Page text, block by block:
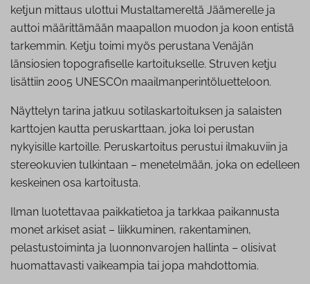
ketjun mittaus ulottui Mustaltamereltä Jäämerelle ja
auttoi määrittämään maapallon muodon ja koon entistä
tarkemmin. Ketju toimi myös perustana Venäjän
länsiosien topografiselle kartoitukselle. Struven ketju
lisättiin 2005 UNESCOn maailmanperintöluetteloon.
Näyttelyn tarina jatkuu sotilaskartoituksen ja salaisten
karttojen kautta peruskarttaan, joka loi perustan
nykyisille kartoille. Peruskartoitus perustui ilmakuviin ja
stereokuvien tulkintaan – menetelmään, joka on edelleen
keskeinen osa kartoitusta.
Ilman luotettavaa paikkatietoa ja tarkkaa paikannusta
monet arkiset asiat – liikkuminen, rakentaminen,
pelastustoiminta ja luonnonvarojen hallinta – olisivat
huomattavasti vaikeampia tai jopa mahdottomia.